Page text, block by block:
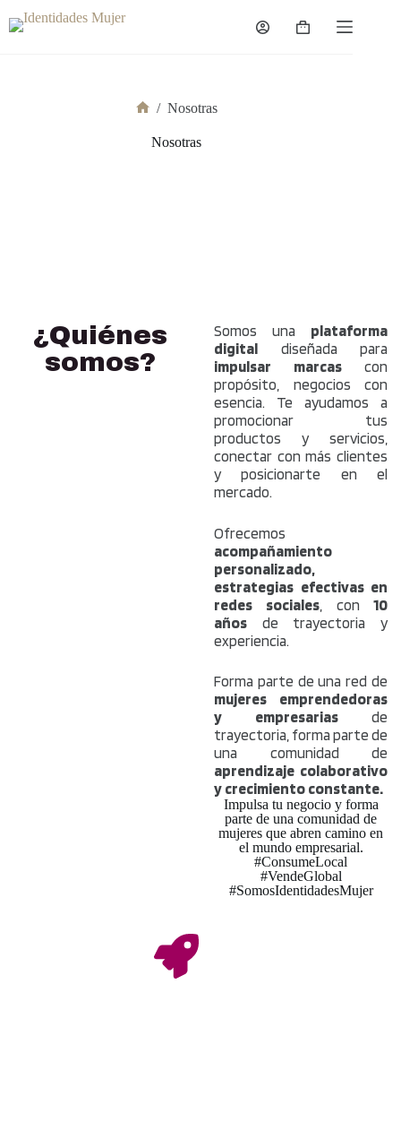
/ Nosotras
Nosotras
¿Quiénes
somos?
Somos una plataforma
digital diseñada para
impulsar marcas con
propósito, negocios con
esencia. Te ayudamos a
promocionar tus
productos y servicios,
conectar con más clientes
y posicionarte en el
mercado.
Ofrecemos
acompañamiento
personalizado,
estrategias efectivas en
redes sociales , con10
años de trayectoria y
experiencia.
Forma parte de una red de
mujeres emprendedoras
y empresarias de
trayectoria, forma parte de
una comunidad de
aprendizaje colaborativo
y crecimiento constante.
Impulsa tu negocio y forma
parte de una comunidad de
mujeres que abren camino en
el mundo empresarial.
#ConsumeLocal
#VendeGlobal
#SomosIdentidadesMujer